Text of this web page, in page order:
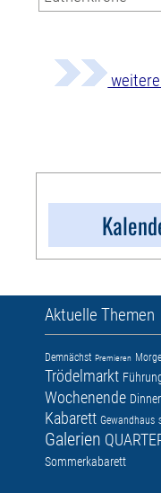
Aktuelle Themen
Demnächst Premieren
Trödelmarkt
Wochenende
Kabarett Gewandhaus
Galerien
Sommerkabarett